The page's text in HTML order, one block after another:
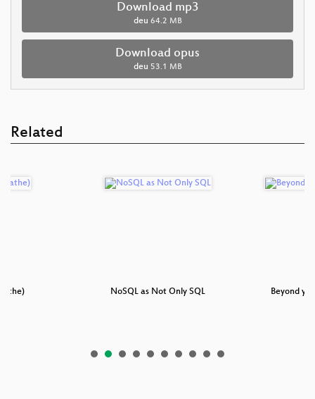
Download mp3
deu 64.2 MB
Download opus
deu 53.1 MB
Related
NoSQL as Not Only SQL Beyond